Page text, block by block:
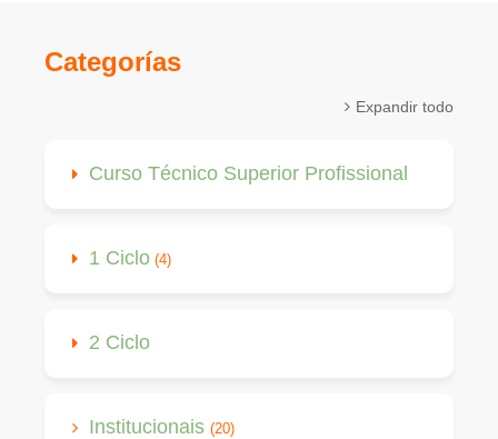
Categorías
Expandir todo
Curso Técnico Superior Profissional
1 Ciclo (4)
2 Ciclo
Institucionais (20)